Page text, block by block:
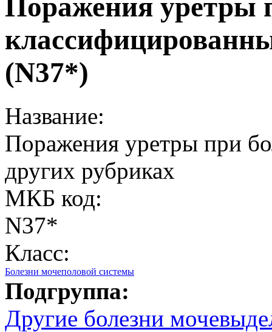
Поражения уретры
(N37*)
Название:
Поражения уретры при
других рубриках
МКБ код:
N37*
Класс:
Болезни мочеполовой системы
Подгруппа:
Другие болезни